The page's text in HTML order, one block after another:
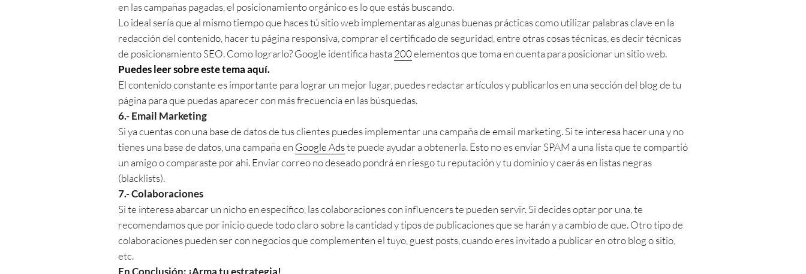
en las campañas pagadas, el posicionamiento orgánico es lo que estás buscando.
Lo ideal sería que al mismo tiempo que haces tú sitio web implementaras algunas buenas prácticas como utilizar palabras clave en la
redacción del contenido, hacer tu página responsiva, comprar el certificado de seguridad, entre otras cosas técnicas, es decir técnicas
de posicionamiento SEO. Como lograrlo? Google identifica hasta 200elementos que toma en cuenta para posicionar un sitio web.
Puedes leer sobre este tema aquí.
El contenido constante es importante para lograr un mejor lugar, puedes redactar artículos y publicarlos en una sección del blog de tu
página para que puedas aparecer con más frecuencia en las búsquedas.
6.- Email Marketing
Si ya cuentas con una base de datos de tus clientes puedes implementar una campaña de email marketing. Si te interesa hacer una y no
tienes una base de datos, una campaña en Google Adste puede ayudar a obtenerla. Esto no es enviar SPAM a una lista que te compartió
un amigo o comparaste por ahi. Enviar correo no deseado pondrá en riesgo tu reputación y tu dominio y caerás en listas negras
(blacklists).
7.- Colaboraciones
Si te interesa abarcar un nicho en específico, las colaboraciones con influencers te pueden servir. Si decides optar por una, te
recomendamos que por inicio quede todo claro sobre la cantidad y tipos de publicaciones que se harán y a cambio de que. Otro tipo de
colaboraciones pueden ser con negocios que complementen el tuyo, guest posts, cuando eres invitado a publicar en otro blog o sitio,
etc.
En Conclusión: ¡Arma tu estrategia!